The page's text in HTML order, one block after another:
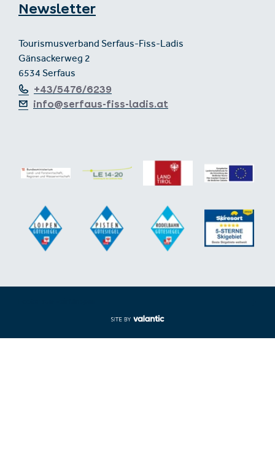
Newsletter
Tourismusverband Serfaus-Fiss-Ladis
Gänsackerweg 2
6534 Serfaus
+43/5476/6239
info@serfaus-fiss-ladis.at